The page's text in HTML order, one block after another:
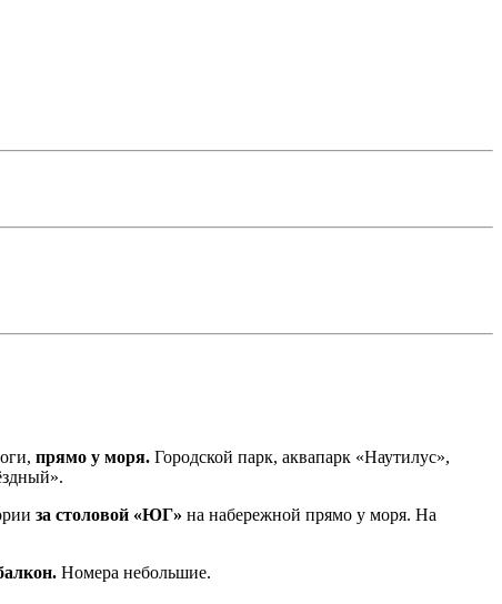
прямо у моря. Городской парк, аквапарк «Наутилус»,
за столовой «ЮГ» на набережной прямо у моря. На
Номера небольшие.